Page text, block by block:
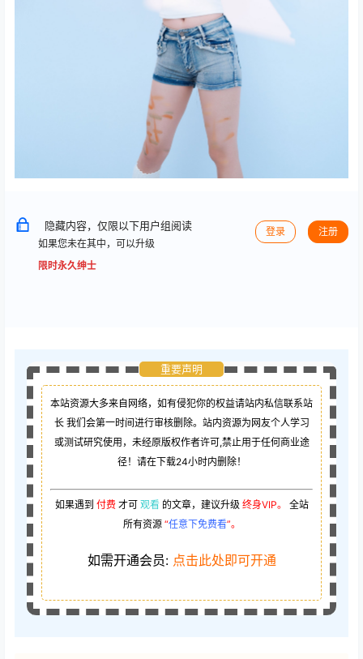
隐藏内容，仅限以下用户组阅读
如果您未在其中，可以升级
限时永久绅士
登录 注册
重要声明
本站资源大多来自网络，如有侵犯你的权益请站内私信联系站
长 我们会第一时间进行审核删除。站内资源为网友个人学习
或测试研究使用，未经原版权作者许可,禁止用于任何商业途
径！请在下载24小时内删除！
如果遇到 付费 才可 观看 的文章，建议升级 终身VIP。
全站
所有资源 “任意下免费看”。
如需开通会员: 点击此处即可开通